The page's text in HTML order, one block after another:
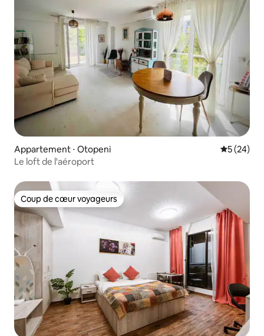
Appartement ⋅ Otopeni
5 (24)
Le loft de l'aéroport
Coup de cœur voyageurs
Coup de cœur voyageurs